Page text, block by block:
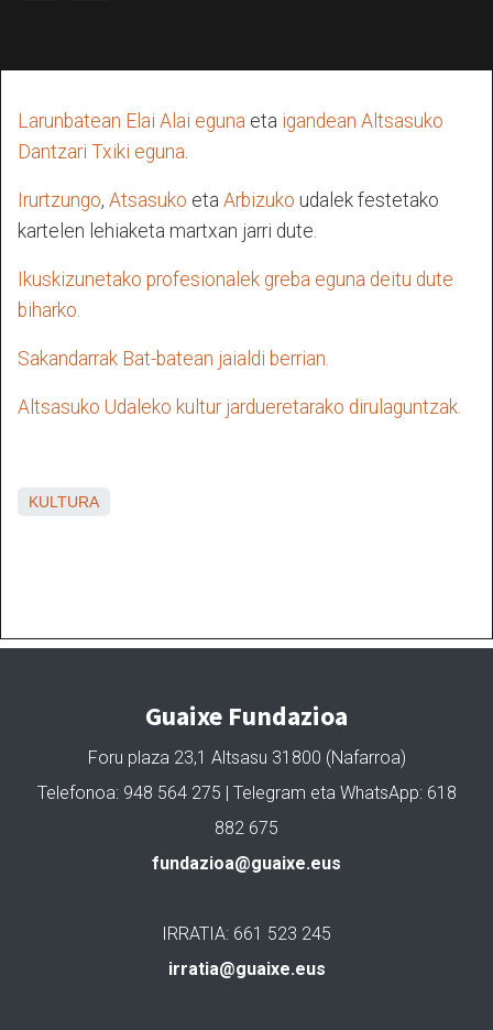
Larunbatean Elai Alai eguna eta igandean Altsasuko
Dantzari Txiki eguna
Irurtzungo, Atsasuko eta Arbizuko udalek festetako
kartelen lehiaketa martxan jarri dute.
Ikuskizunetako profesionalek greba eguna deitu dute
biharko.
Sakandarrak Bat-batean jaialdi berrian.
Altsasuko Udaleko kultur jardueretarako dirulaguntzak.
KULTURA
Guaixe Fundazioa
Foru plaza 23,1 Altsasu 31800 (Nafarroa)
Telefonoa: 948 564 275 | Telegram eta WhatsApp: 618
882 675
fundazioa@guaixe.eus
IRRATIA: 661 523 245
irratia@guaixe.eus